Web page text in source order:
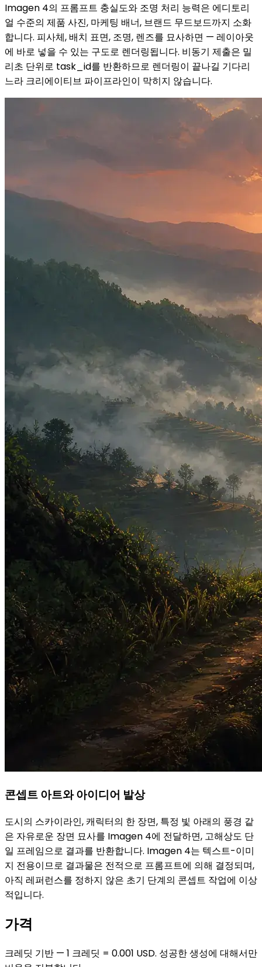
Imagen 4의 프롬프트 충실도와 조명 처리 능력은 에디토리
얼 수준의 제품 사진, 마케팅 배너, 브랜드 무드보드까지 소화
합니다. 피사체, 배치 표면, 조명, 렌즈를 묘사하면 — 레이아웃
에 바로 넣을 수 있는 구도로 렌더링됩니다. 비동기 제출은 밀
리초 단위로 task_id를 반환하므로 렌더링이 끝나길 기다리
느라 크리에이티브 파이프라인이 막히지 않습니다.
콘셉트 아트와 아이디어 발상
도시의 스카이라인, 캐릭터의 한 장면, 특정 빛 아래의 풍경 같
은 자유로운 장면 묘사를 Imagen 4에 전달하면, 고해상도 단
일 프레임으로 결과를 반환합니다. Imagen 4는 텍스트-이미
지 전용이므로 결과물은 전적으로 프롬프트에 의해 결정되며,
아직 레퍼런스를 정하지 않은 초기 단계의 콘셉트 작업에 이상
적입니다.
가격
크레딧 기반 — 1 크레딧 = 0.001 USD. 성공한 생성에 대해서만